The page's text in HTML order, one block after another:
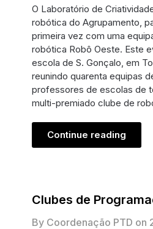
O Laboratório de
robótica do Agrupamento,
primeira vez com uma
robótica Robô Oeste. Este
escola de S. Gonçalo, em
reunindo quarenta equipas
professores de escolas de
multi-premiado clube de
Continue reading
Clubes de
By Coordenação PTD on